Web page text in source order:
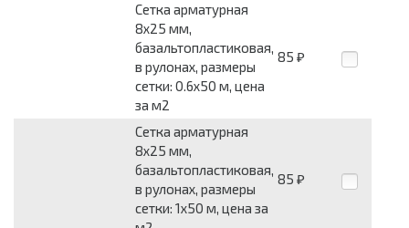
Сетка арматурная
8x25 мм,
базальтопластиковая,
в рулонах, размеры
сетки: 0.6x50 м, цена
за м2
85 ₽
Сетка арматурная
8x25 мм,
базальтопластиковая,
в рулонах, размеры
сетки: 1x50 м, цена за
85 ₽